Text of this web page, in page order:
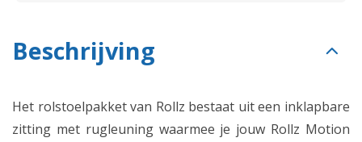
Beschrijving
Het rolstoelpakket van Rollz bestaat uit een inklapbare
zitting met rugleuning waarmee je jouw Rollz Motion